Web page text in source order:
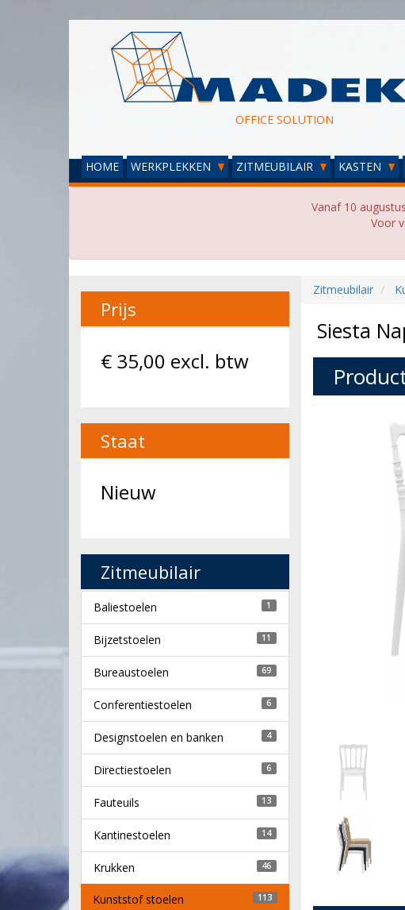
OFFICE SOLUTION
HOME WERKPLEKKEN ZITMEUBILAIR KASTEN
Vanaf 10
Voor
Zitmeubilair
Siesta
Prijs
€ 35,00 excl. btw
Staat
Nieuw
Zitmeubilair
Baliestoelen 1
Bijzetstoelen 11
Bureaustoelen 69
Conferentiestoelen 6
Designstoelen en banken 4
Directiestoelen 6
Fauteuils 13
Kantinestoelen 14
Krukken 46
Kunststof stoelen 113